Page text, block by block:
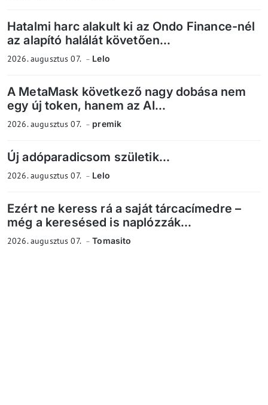
Hatalmi harc alakult ki az Ondo Finance-nél
az alapító halálát követően...
2026. augusztus 07. Lelo
A MetaMask következő nagy dobása nem
egy új token, hanem az AI...
2026. augusztus 07. premik
Új adóparadicsom születik...
2026. augusztus 07. Lelo
Ezért ne keress rá a saját tárcacímedre –
még a keresésed is naplózzák...
2026. augusztus 07. Tomasito